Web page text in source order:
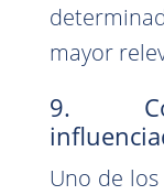
mayor
9.
Uno de